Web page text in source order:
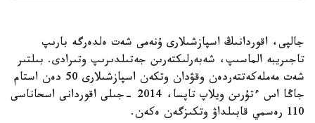
جالپى، اقوردانىڭ اسپازشىلارى ۇنەمى شەت ەلدەرگە بارىپ
تاجىريبە الماسىپ، شەبەرلىكتەرىن جەتىلدىرىپ وتىرادى. بىلتىر
شەت مەملەكەتتەردەن وقۋدان وتكەن اسپازشىلارى 50 دەن استام
جاڭا اس ءتۇرىن ويلاپ تاپسا، 2014 -جىلى اقوردانى اسحاناسى
110 رەسمي قابىلداۋ وتكىزگەن ەكەن.